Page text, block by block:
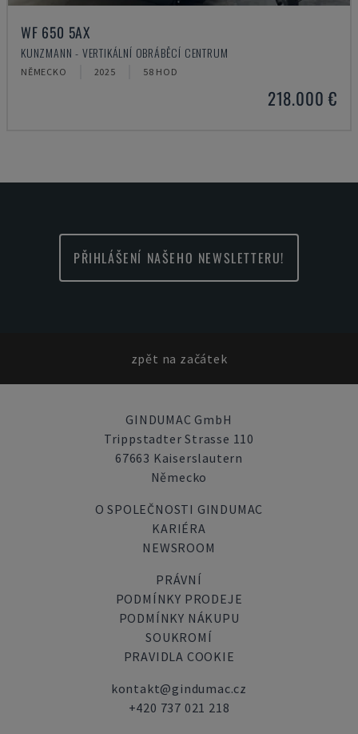
WF 650 5AX
KUNZMANN - VERTIKÁLNÍ OBRÁBĚCÍ CENTRUM
NĚMECKO 2025 58 HOD
218.000 €
PŘIHLÁŠENÍ NAŠEHO NEWSLETTERU!
zpět na začátek
GINDUMAC GmbH
Trippstadter Strasse 110
67663 Kaiserslautern
Německo
O SPOLEČNOSTI GINDUMAC
KARIÉRA
NEWSROOM
PRÁVNÍ
PODMÍNKY PRODEJE
PODMÍNKY NÁKUPU
SOUKROMÍ
PRAVIDLA COOKIE
kontakt@gindumac.cz
+420 737 021 218